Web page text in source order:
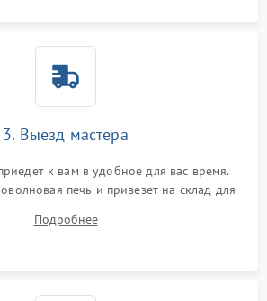
3. Выезд мастера
к вам в удобное для вас время.
печь и привезет на склад для
Подробнее